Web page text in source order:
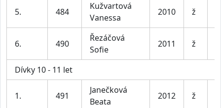
5. 484
Kužvartová
Vanessa
2010 ž
6. 490
Řezáčová
Sofie
2011 ž
Dívky 10 - 11 let
1. 491
Janečková
Beata
2012 ž